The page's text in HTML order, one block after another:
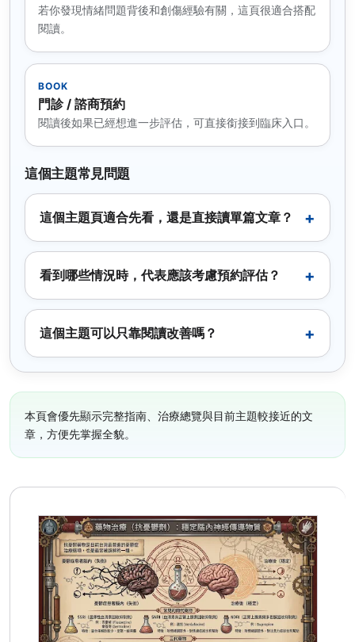
若你發現情緒問題背後和創傷經驗有關，這頁很適合搭配
閱讀。
BOOK
門診 / 諮商預約
閱讀後如果已經想進一步評估，可直接銜接到臨床入口。
這個主題常見問題
這個主題頁適合先看，還是直接讀單篇文章？
看到哪些情況時，代表應該考慮預約評估？
這個主題可以只靠閱讀改善嗎？
本頁會優先顯示完整指南、治療總覽與目前主題較接近的文
章，方便先掌握全貌。